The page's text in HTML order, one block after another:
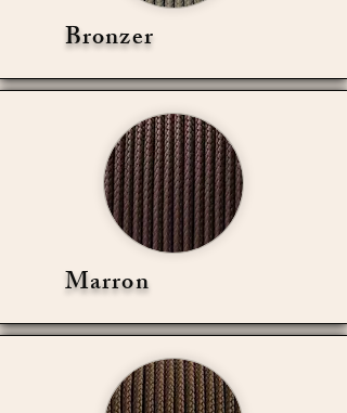
Bronzer
Marron